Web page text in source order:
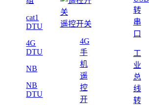
cat1
DTU
4G
DTU
NB
NB
DTU
遥控开关
4G
手
机
遥
控
开
转
串
口
工
业
总
线
转